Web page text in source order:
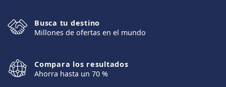
Busca tu destino
Millones de ofertas en el mundo
Compara los resultados
Ahorra hasta un 70 %